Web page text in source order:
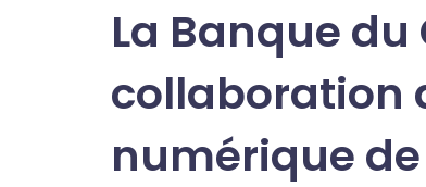
La Banque
collaboration
numérique